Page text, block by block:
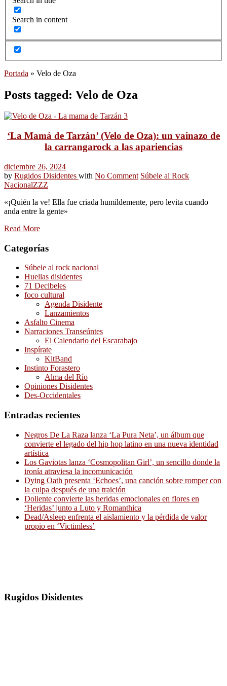
Search in content
Portada » Velo de Oza
Posts tagged: Velo de Oza
‘La Mamá de Tarzán’ (Velo de Oza): un vainazo de
la carrangarock a las apariencias
diciembre 26, 2024
by Rugidos Disidentes with No Comment Súbele al Rock
NacionalZZZ
«¡Quién la ve! Ella fue criada humildemente, pero levita cuando
anda entre la gente»
Read More
Categorías
Súbele al rock nacional
Huellas disidentes
71 Decibeles
foco cultural
Agenda Disidente
Lanzamientos
Asfalto Cinema
Narraciones Transeúntes
El Calendario del Escarabajo
Inspírate
KitBand
Instinto Forastero
Alma del Río
Opiniones Disidentes
Des-Occidentales
Entradas recientes
Negros De La Raza lanza ‘La Pura Neta’, un álbum que
convierte el legado del hip hop latino en una nueva identidad
artística
Los Gaviotas lanza ‘Cosmopolitan Girl’, un sencillo donde la
ironía atraviesa la incomunicación
Dying Oath presenta ‘Echoes’, una canción sobre romper con
la culpa después de una traición
Doliente convierte las heridas emocionales en flores en
‘Heridas’ junto a Luto y Romanthica
Dead/Asleep enfrenta el aislamiento y la pérdida de valor
propio en ‘Victimless’
Rugidos Disidentes